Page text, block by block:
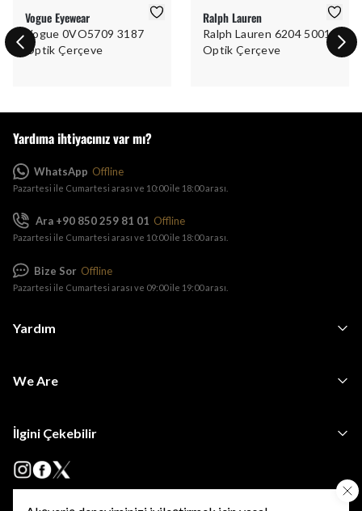
Vogue Eyewear
Vogue 0VO5709 3187
Optik Çerçeve
Ralph Lauren
Ralph Lauren 6204 5001
Optik Çerçeve
Yardım
We Are
İlgini Çekebilir
Yardıma ihtiyacınız var mı?
WhatsApp Offline
Pazartesi ile Cumartesi arası ve 10:00 ile 18:00 arası.
Ara +90 850 259 81 01 Offline
Pazartesi ile Cumartesi arası ve 10:00 ile 18:00 arası.
Bize Sor Offline
Pazartesi ile Cumartesi arası ve 09:00 ile 19:00 arası.